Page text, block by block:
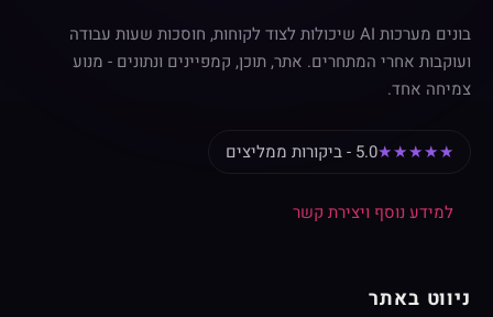
בונים מערכות AI שיכולות לצוד לקוחות, חוסכות שעות עבודה
ועוקבות אחרי המתחרים. אתר, תוכן, קמפיינים ונתונים - מנוע
צמיחה אחד.
★★★★★5.0 - ביקורות ממליצים
למידע נוסף ויצירת קשר
ניווט באתר